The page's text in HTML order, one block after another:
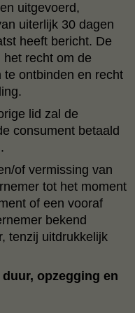
uitgevoerd,
uiterlijk 30 dagen
heeft bericht. De
recht om de
te ontbinden en recht
lid zal de
consument betaald
of vermissing van
tot het moment
of een vooraf
bekend
tenzij uitdrukkelijk
opzegging en